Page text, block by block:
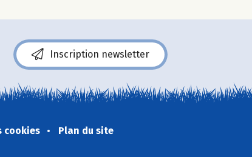
Inscription newsletter
cookies Plan du site